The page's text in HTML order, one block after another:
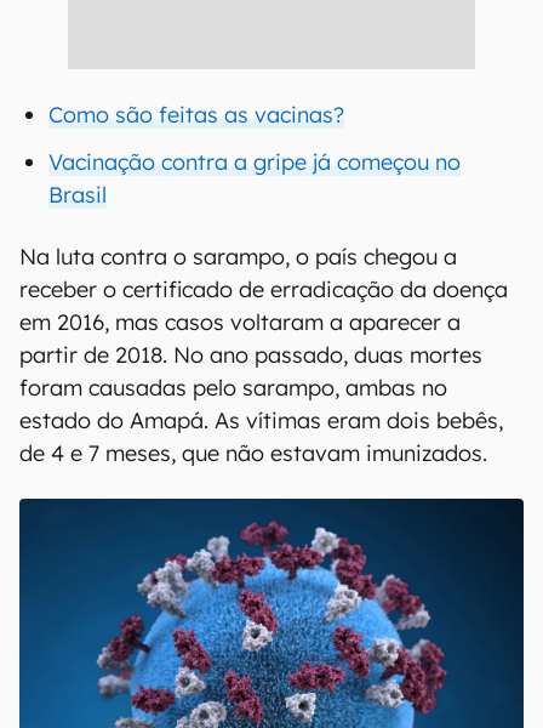
Como são feitas as vacinas?
Vacinação contra a gripe já começou no
Brasil
Na luta contra o sarampo, o país chegou a
receber o certificado de erradicação da doença
em 2016, mas casos voltaram a aparecer a
partir de 2018. No ano passado, duas mortes
foram causadas pelo sarampo, ambas no
estado do Amapá. As vítimas eram dois bebês,
de 4 e 7 meses, que não estavam imunizados.